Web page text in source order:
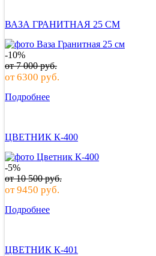
ВАЗА ГРАНИТНАЯ 25 СМ
-10%
от7 000руб.
от6300 руб.
Подробнее
ЦВЕТНИК К-400
-5%
от10 500руб.
от9450 руб.
Подробнее
ЦВЕТНИК К-401